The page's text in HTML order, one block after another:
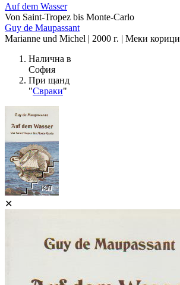
Auf dem Wasser
Von Saint-Tropez bis Monte-Carlo
Guy de Maupassant
Marianne und Michel | 2000 г. | Меки корици
Налична в
София
При щанд
"Свраки"
✕